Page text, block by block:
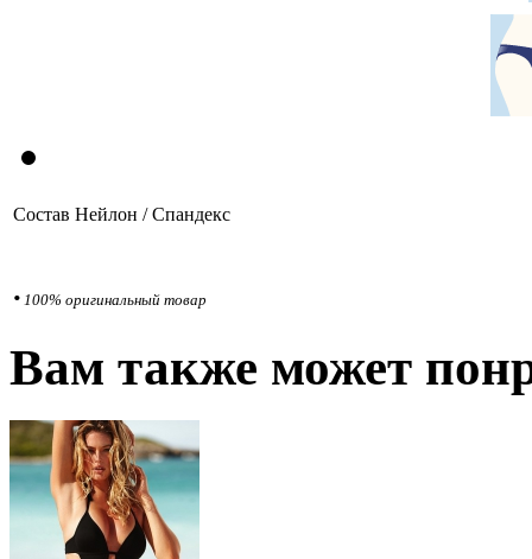
Состав Нейлон / Спандекс
• 100% оригинальный товар
Вам также может